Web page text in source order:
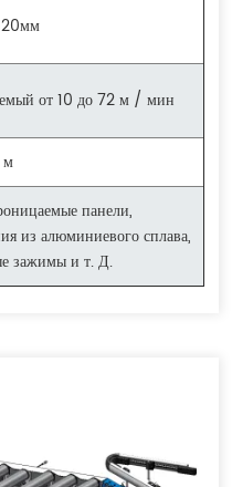
от 10 до 72 м / мин
панели,
из алюминиевого сплава,
зажимы и т. Д.